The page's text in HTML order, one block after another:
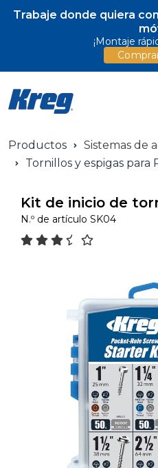
Trabaje donde quiera
¡Montaje
Productos
Sistemas de
Tornillos y espigas para
Kit de inicio de
N.º de artículo SK04